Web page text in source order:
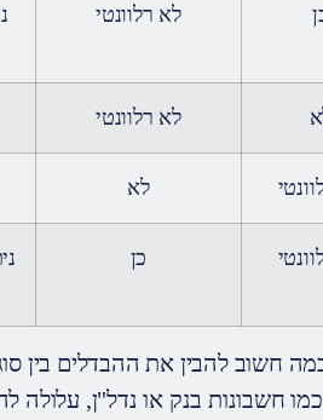
לא רלוונטי
לא רלוונטי
לא
כן
להבין את ההבדלים בין
חשבונות בנק או נדל"ן, עלולה